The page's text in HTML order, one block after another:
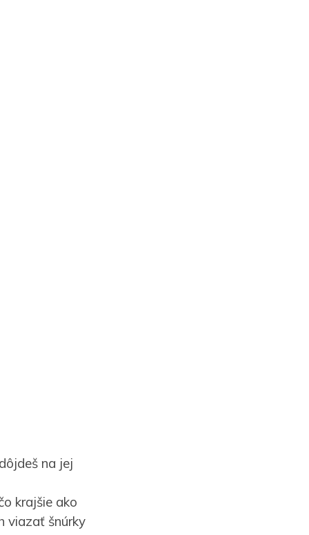
na jej
krajšie ako
viazať šnúrky